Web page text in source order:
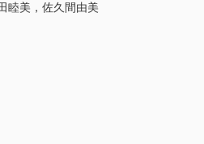
睦美，佐久間由美